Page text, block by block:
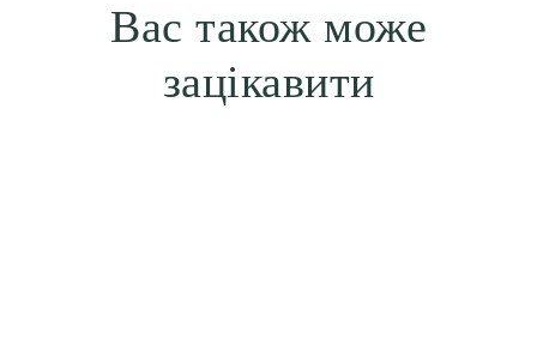
Вас також може
зацікавити